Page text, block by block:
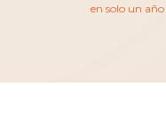
en solo un año